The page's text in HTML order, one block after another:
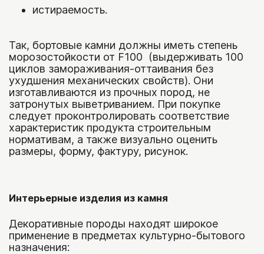
истираемость.
Так, бортовые камни должны иметь степень
морозостойкости от F100 (выдерживать 100
циклов замораживания-оттаивания без
ухудшения механических свойств). Они
изготавливаются из прочных пород, не
затронутых выветриванием. При покупке
следует проконтролировать соответствие
характеристик продукта строительным
нормативам, а также визуально оценить
размеры, форму, фактуру, рисунок.
Интерьерные изделия из камня
Декоративные породы находят широкое
применение в предметах культурно-бытового
назначения: